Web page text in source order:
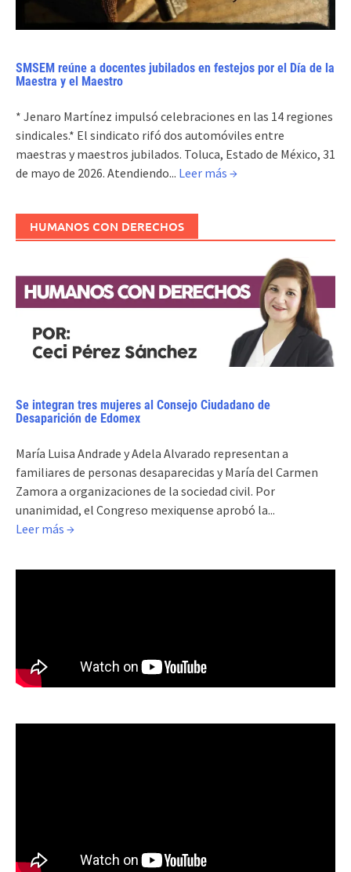
SMSEM reúne a docentes jubilados en festejos por el Día de la
Maestra y el Maestro
* Jenaro Martínez impulsó celebraciones en las 14 regiones
sindicales.* El sindicato rifó dos automóviles entre
maestras y maestros jubilados. Toluca, Estado de México, 31
de mayo de 2026. Atendiendo... Leer más →
HUMANOS CON DERECHOS
Se integran tres mujeres al Consejo Ciudadano de
Desaparición de Edomex
María Luisa Andrade y Adela Alvarado representan a
familiares de personas desaparecidas y María del Carmen
Zamora a organizaciones de la sociedad civil. Por
unanimidad, el Congreso mexiquense aprobó la...
Leer más →